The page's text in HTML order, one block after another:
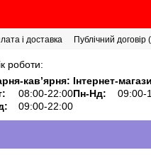
і доставка
Публічний
роботи:
кавʼярня: Інтернет-
08:00-22:00Пн-Нд:
09:00-
09:00-22:00